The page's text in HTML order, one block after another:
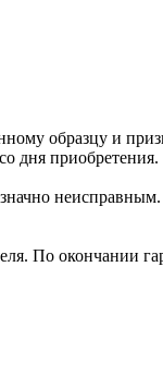
образцу и
дня приобретения.
По окончании